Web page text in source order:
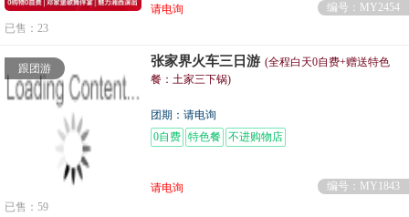
请电询
编号：MY2454
已售：23
跟团游 张家界火车三日游 (全程白天0自费+赠送特色
餐：土家三下锅)
团期：请电询
0自费 特色餐 不进购物店
请电询
编号：MY1843
已售：59